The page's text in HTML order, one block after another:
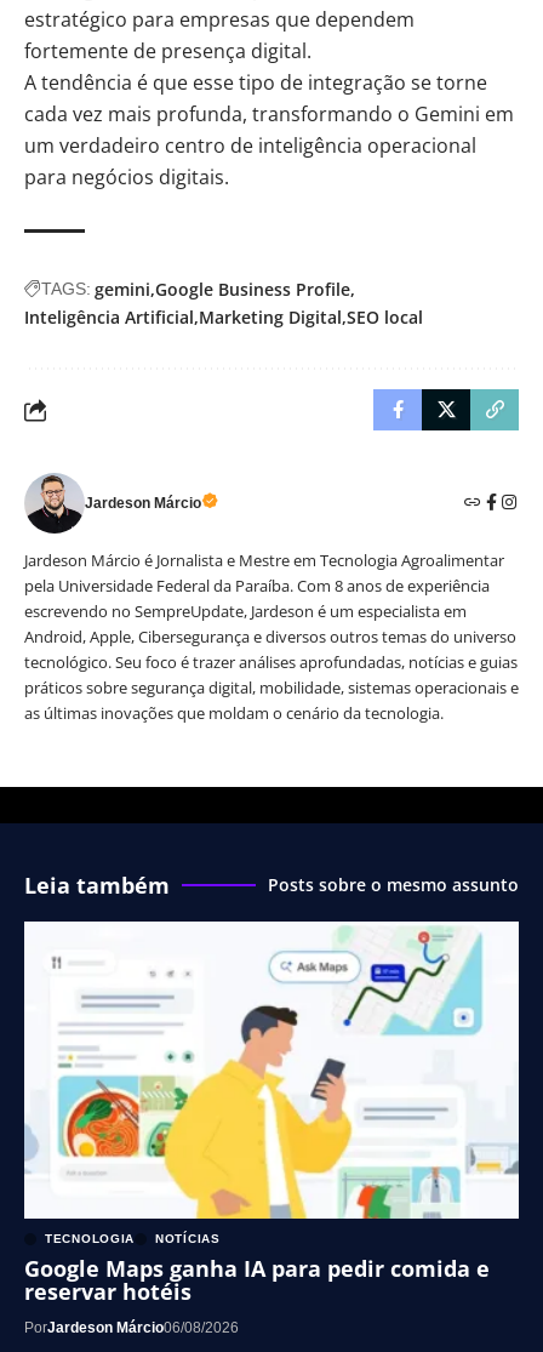
estratégico para empresas que dependem
fortemente de presença digital.
A tendência é que esse tipo de integração se torne
cada vez mais profunda, transformando o Gemini em
um verdadeiro centro de inteligência operacional
para negócios digitais.
TAGS: gemini Google Business Profile
Inteligência Artificial Marketing Digital SEO local
Jardeson Márcio
Jardeson Márcio é Jornalista e Mestre em Tecnologia Agroalimentar
pela Universidade Federal da Paraíba. Com 8 anos de experiência
escrevendo no SempreUpdate, Jardeson é um especialista em
Android, Apple, Cibersegurança e diversos outros temas do universo
tecnológico. Seu foco é trazer análises aprofundadas, notícias e guias
práticos sobre segurança digital, mobilidade, sistemas operacionais e
as últimas inovações que moldam o cenário da tecnologia.
Leia também Posts sobre o mesmo assunto
TECNOLOGIA NOTÍCIAS
Google Maps ganha IA para pedir comida e
reservar hotéis
PorJardeson Márcio06/08/2026